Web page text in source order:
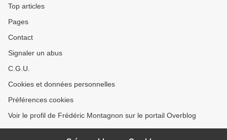
Top articles
Pages
Contact
Signaler un abus
C.G.U.
Cookies et données personnelles
Préférences cookies
Voir le profil de Frédéric Montagnon sur le portail Overblog